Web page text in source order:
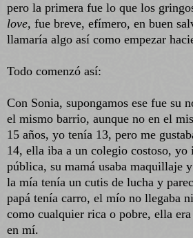
pero la primera fue lo que los
love, fue breve, efímero, en buen
llamaría algo así como empezar
Todo comenzó así:
Con Sonia, supongamos ese fue su
el mismo barrio, aunque no en el
15 años, yo tenía 13, pero me
14, ella iba a un colegio costoso, yo
pública, su mamá usaba maquillaje
la mía tenía un cutis de lucha y
papá tenía carro, el mío no llegaba
como cualquier rica o pobre, ella
en mí.